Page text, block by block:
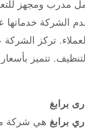
مدرب ومجهز
الشركة خدماتها
تركز الشركة
تتميز
برابغ
برابغ هي شركة